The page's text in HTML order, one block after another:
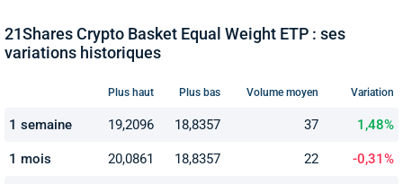
21Shares Crypto Basket Equal Weight ETP : ses
variations historiques
Plus haut Plus bas Volume moyen Variation
1 semaine 19,2096 18,8357 37 1,48%
1 mois 20,0861 18,8357 22 -0,31%